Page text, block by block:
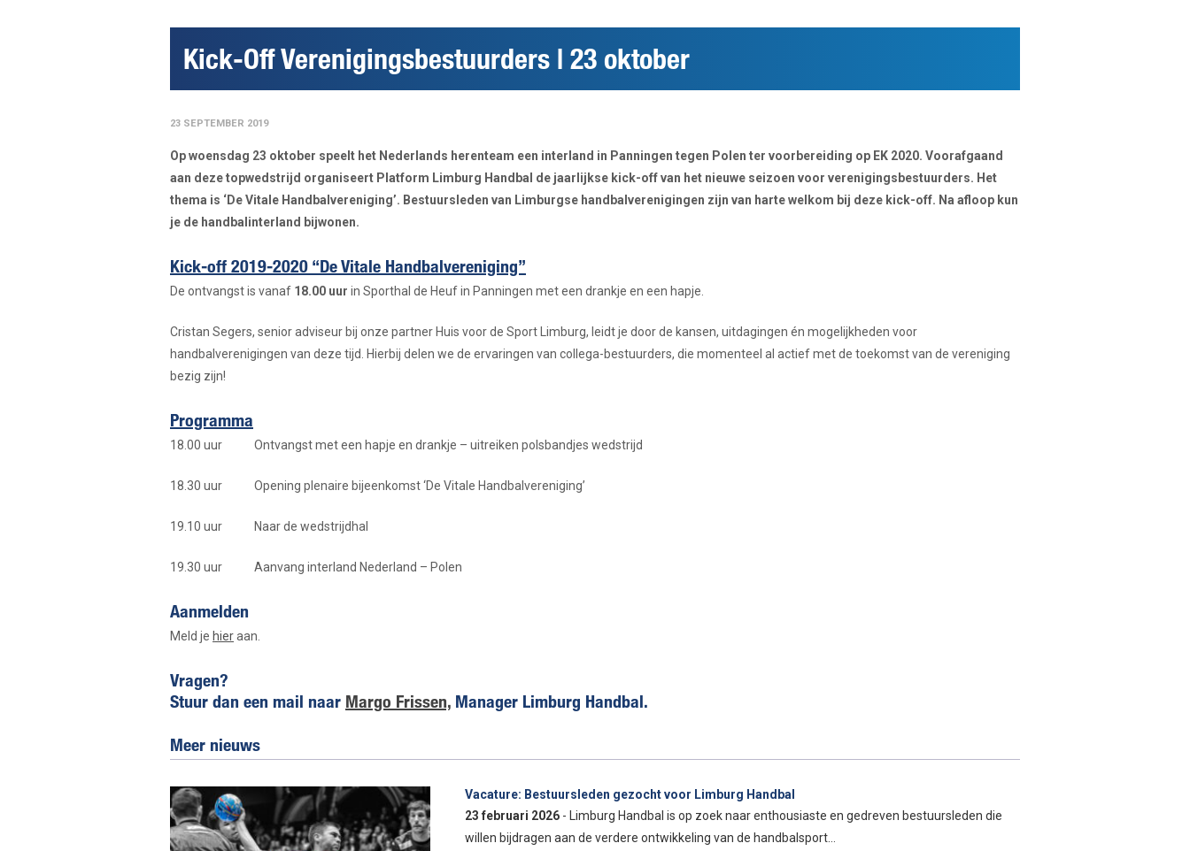
Kick-Off Verenigingsbestuurders | 23 oktober
23 SEPTEMBER 2019
Op woensdag 23 oktober speelt het Nederlands herenteam een interland in Panningen tegen Polen ter voorbereiding op EK 2020. Voorafgaand
aan deze topwedstrijd organiseert Platform Limburg Handbal de jaarlijkse kick-off van het nieuwe seizoen voor verenigingsbestuurders. Het
thema is ‘De Vitale Handbalvereniging’. Bestuursleden van Limburgse handbalverenigingen zijn van harte welkom bij deze kick-off. Na afloop kun
je de handbalinterland bijwonen.
Kick-off 2019-2020 “De Vitale Handbalvereniging”
De ontvangst is vanaf 18.00 uur in Sporthal de Heuf in Panningen met een drankje en een hapje.
Cristan Segers, senior adviseur bij onze partner Huis voor de Sport Limburg, leidt je door de kansen, uitdagingen én mogelijkheden voor
handbalverenigingen van deze tijd. Hierbij delen we de ervaringen van collega-bestuurders, die momenteel al actief met de toekomst van de vereniging
bezig zijn!
Programma
18.00 uur Ontvangst met een hapje en drankje – uitreiken polsbandjes wedstrijd
18.30 uur Opening plenaire bijeenkomst ‘De Vitale Handbalvereniging’
19.10 uur Naar de wedstrijdhal
19.30 uur Aanvang interland Nederland – Polen
Aanmelden
Meld je hieraan.
Vragen?
Stuur dan een mail naar Margo Frissen, Manager Limburg Handbal.
Meer nieuws
Vacature: Bestuursleden gezocht voor Limburg Handbal
23 februari 2026 - Limburg Handbal is op zoek naar enthousiaste en gedreven bestuursleden die
willen bijdragen aan de verdere ontwikkeling van de handbalsport…